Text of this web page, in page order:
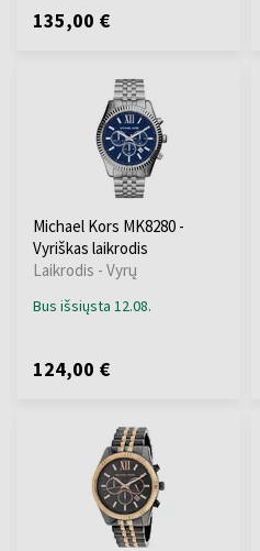
135,00 €
Michael Kors MK8280 -
Vyriškas laikrodis
Laikrodis - Vyrų
Bus išsiųsta 12.08.
124,00 €